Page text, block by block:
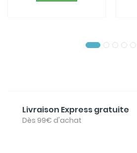
Livraison Express gratuite
Dès 99€ d'achat